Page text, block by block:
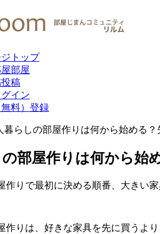
トップ
部屋
投稿
グイン
料） 登録
暮らしの部屋作りは何から始める？
部屋作りは何から始
作りで最初に決める順番、大きい
作りは、好きな家具を先に買うより